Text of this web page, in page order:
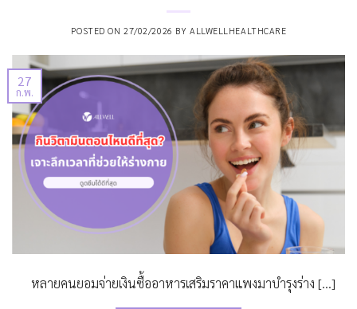
POSTED ON27/02/2026 BY ALLWELLHEALTHCARE
27
ก.พ.
หลายคนยอมจ่ายเงินซื้ออาหารเสริมราคาแพงมาบำรุงร่าง […]